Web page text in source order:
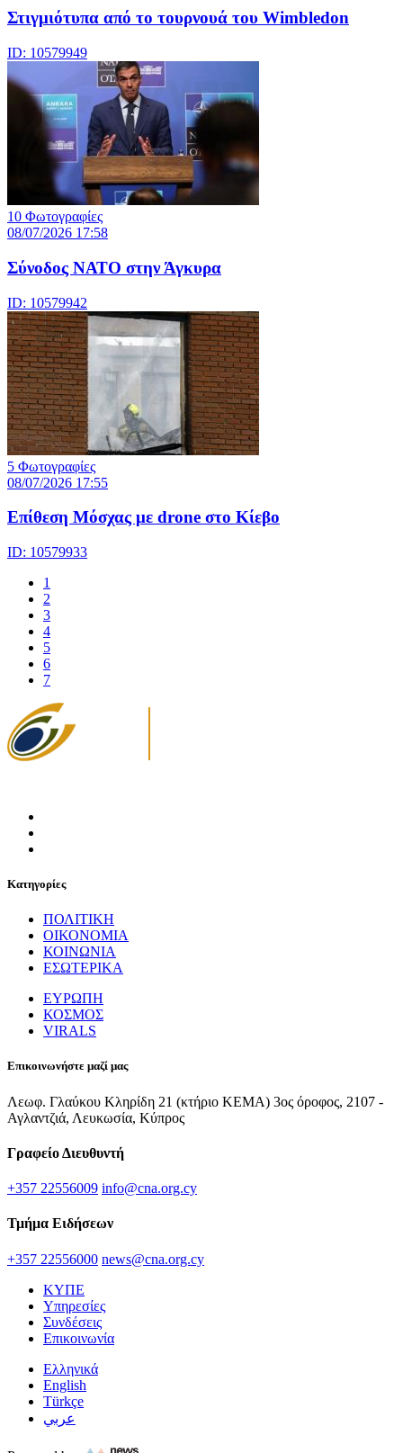
Στιγμιότυπα από το τουρνουά του Wimbledon
ID: 10579949
10 Φωτογραφίες
08/07/2026 17:58
Σύνοδος ΝΑΤΟ στην Άγκυρα
ID: 10579942
5 Φωτογραφίες
08/07/2026 17:55
Eπίθεση Μόσχας με drone στο Κίεβο
ID: 10579933
1
2
3
4
5
6
7
Κατηγορίες
ΠΟΛΙΤΙΚΗ
ΟΙΚΟΝΟΜΙΑ
ΚΟΙΝΩΝΙΑ
ΕΣΩΤΕΡΙΚΑ
ΕΥΡΩΠΗ
ΚΟΣΜΟΣ
VIRALS
Επικοινωνήστε μαζί μας
Λεωφ. Γλαύκου Κληρίδη 21 (κτήριο ΚΕΜΑ) 3ος όροφος, 2107 -
Αγλαντζιά, Λευκωσία, Κύπρος
Γραφείο Διευθυντή
+357 22556009 info@cna.org.cy
Τμήμα Ειδήσεων
+357 22556000 news@cna.org.cy
ΚΥΠΕ
Υπηρεσίες
Συνδέσεις
Επικοινωνία
Ελληνικά
English
Türkçe
عربي